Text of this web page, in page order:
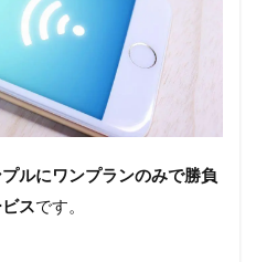
ルにワンプランのみで勝負
スです。